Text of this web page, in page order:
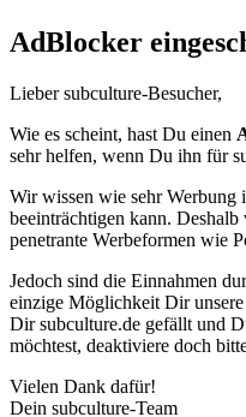
AdBlocker
Lieber subculture-Besucher,
Wie es scheint, hast Du einen
sehr helfen, wenn Du ihn für
Wir wissen wie sehr Werbung
beeinträchtigen kann.
penetrante Werbeformen wie
Jedoch sind die Einnahmen
einzige Möglichkeit Dir
Dir subculture.de gefällt und
möchtest, deaktiviere doch
Vielen Dank dafür!
Dein subculture-Team